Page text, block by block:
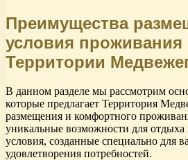
Преимущества
условия проживания
Территории
В данном разделе мы рассмотрим
которые предлагает Территория
размещения и комфортного
уникальные возможности для отдыха
условия, созданные специально для
удовлетворения потребностей.